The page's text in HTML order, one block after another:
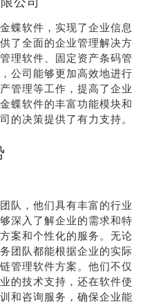
蝶软件，实现了企业信息
了全面的企业管理解决方
理软件、固定资产条码管
公司能够更加高效地进行
管理等工作，提高了企业
蝶软件的丰富功能模块和
的决策提供了有力支持。
队，他们具有丰富的行业
深入了解企业的需求和特
案和个性化的服务。无论
团队都能根据企业的实际
管理软件方案。他们不仅
的技术支持，还在软件使
和咨询服务，确保企业能